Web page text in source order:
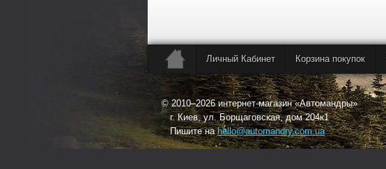
Личный Кабинет Корзина покупок
© 2010–2026 интернет-магазин «Автомандры»
г. Киев, ул. Борщаговская, дом 204к1
Пишите наhello@automandry.com.ua